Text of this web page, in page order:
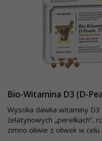
Bio-Witamina D3 (D-
Wysoka dawka witaminy
żelatynowych „perełkach”,
zimno oliwie z oliwek w celu